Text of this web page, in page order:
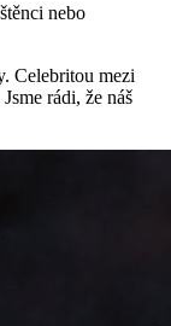
nebo
Celebritou mezi
rádi, že náš